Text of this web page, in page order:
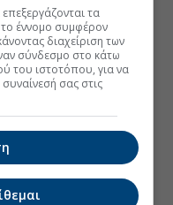
τα
έννομο συμφέρον
διαχείριση των
σύνδεσμο στο κάτω
του ιστοτόπου, για να
συναίνεσή σας στις